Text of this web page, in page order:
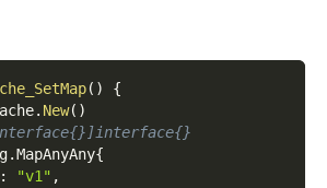
( )
{
. New( )
g.MapAnyAny{
: "v1" ,